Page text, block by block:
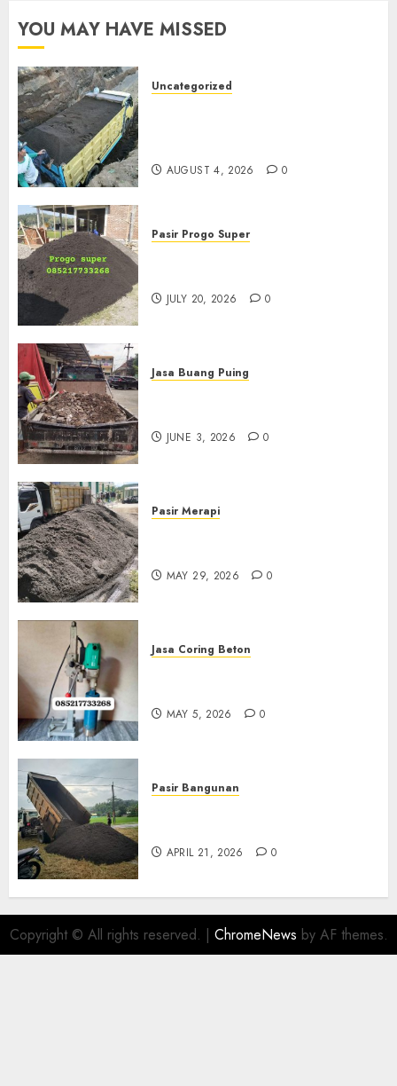
YOU MAY HAVE MISSED
Uncategorized
AUGUST 4, 2026 0
Pasir Progo Super
JULY 20, 2026 0
Jasa Buang Puing
JUNE 3, 2026 0
Pasir Merapi
MAY 29, 2026 0
Jasa Coring Beton
MAY 5, 2026 0
Pasir Bangunan
APRIL 21, 2026 0
Copyright © All rights reserved. | ChromeNews by AF themes.